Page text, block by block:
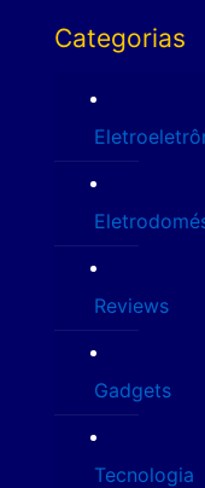
Categorias
Reviews
Gadgets
Tecnologia